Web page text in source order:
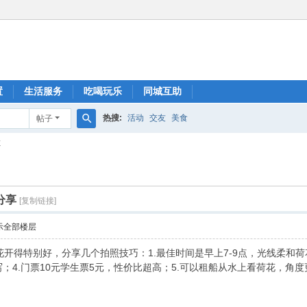
生活服务 吃喝玩乐 同城互助
帖子 热搜: 活动 交友 美食
享 [复制链接]
全部楼层
得特别好，分享几个拍照技巧：1.最佳时间是早上7-9点，光线柔和
4.门票10元学生票5元，性价比超高；5.可以租船从水上看荷花，角度